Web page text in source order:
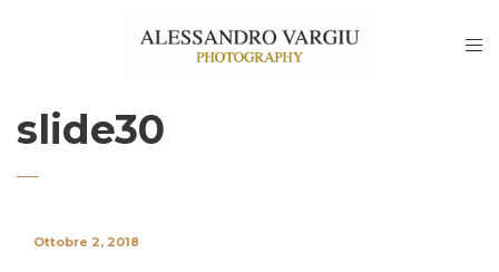
slide30
Ottobre 2, 2018